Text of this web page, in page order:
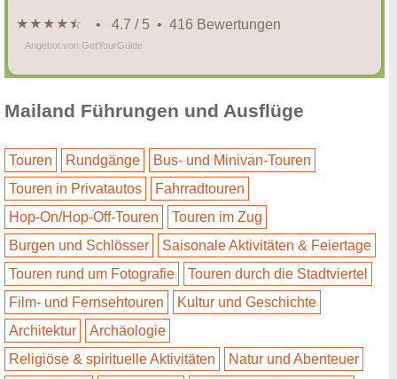
★★★★★
☆ • 4.7 / 5 • 416 Bewertungen
Angebot von GetYourGuide
Mailand Führungen und Ausflüge
Touren Rundgänge
Bus- und Minivan-Touren
Touren in Privatautos
Fahrradtouren
Hop-On/Hop-Off-Touren
Touren im Zug
Burgen und Schlösser
Saisonale Aktivitäten & Feiertage
Touren rund um Fotografie
Touren durch die Stadtviertel
Film- und Fernsehtouren
Kultur und Geschichte
Architektur
Archäologie
Religiöse & spirituelle Aktivitäten
Natur und Abenteuer